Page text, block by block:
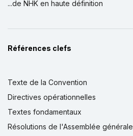
...de NHK en haute définition
Références clefs
Texte de la Convention
Directives opérationnelles
Textes fondamentaux
Résolutions de l'Assemblée générale